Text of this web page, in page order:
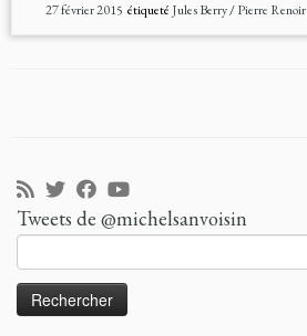
27 février 2015 étiqueté Jules Berry/Pierre Renoir
Tweets de @michelsanvoisin